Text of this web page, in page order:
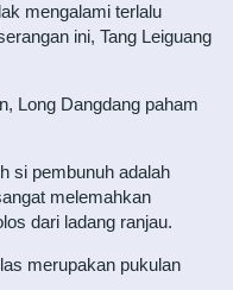
mengalami terlalu
ini, Tang Leiguang
Long Dangdang paham
si pembunuh adalah
melemahkan
dari ladang ranjau.
merupakan pukulan